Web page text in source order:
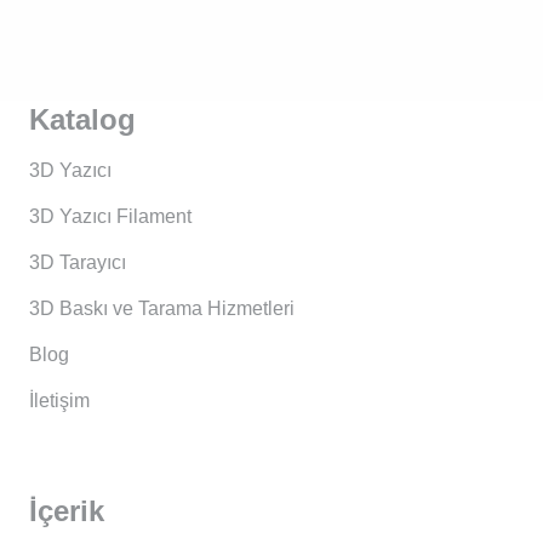
Katalog
3D Yazıcı
3D Yazıcı Filament
3D Tarayıcı
3D Baskı ve Tarama Hizmetleri
Blog
İletişim
İçerik